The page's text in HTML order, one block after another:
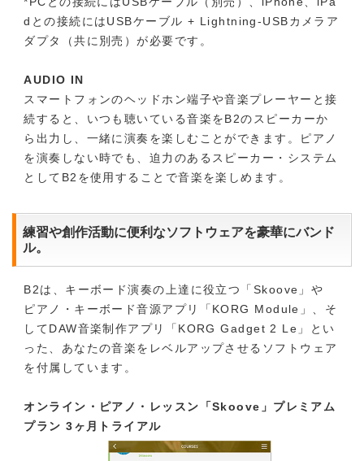
dとの接続にはUSBケーブル + Lightning-USBカメラア
ダプタ（共に別売）が必要です。
AUDIO IN
スマートフォンのヘッドホン端子や音楽プレーヤーと接
続すると、いつも聴いている音楽をB2のスピーカーか
ら出力し、一緒に演奏を楽しむことができます。ピアノ
を演奏しない時でも、迫力のあるスピーカー・システム
としてB2を使用することで音楽を楽しめます。
練習や創作活動に便利なソフトウェアを豪華にバンド
ル。
B2は、キーボード演奏の上達に役立つ「Skoove」や
ピアノ・キーボード音源アプリ「KORG Module」、そ
してDAW音楽制作アプリ「KORG Gadget 2 Le」とい
った、あなたの音楽をレベルアップさせるソフトウェア
を付属しています。
オンライン・ピアノ・レッスン「Skoove」プレミアム
プラン 3ヶ月トライアル